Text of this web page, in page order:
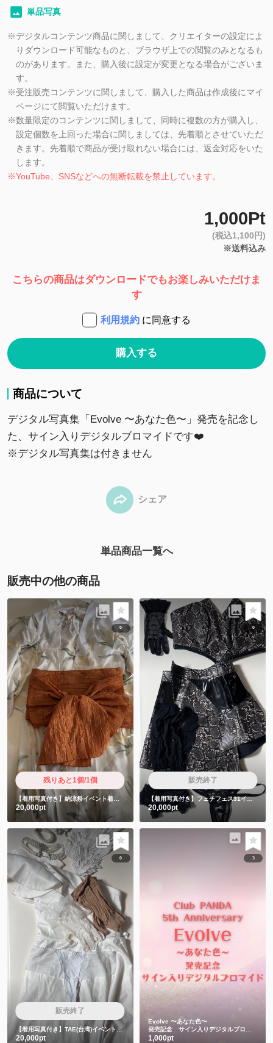
単品写真
※デジタルコンテンツ商品に関しまして、クリエイターの設定によ
りダウンロード可能なものと、ブラウザ上での閲覧のみとなるも
のがあります。また、購入後に設定が変更となる場合がございま
す。
※受注販売コンテンツに関しまして、購入した商品は作成後にマイ
ページにて閲覧いただけます。
※数量限定のコンテンツに関しまして、同時に複数の方が購入し、
設定個数を上回った場合に関しましては、先着順とさせていただ
きます。先着順で商品が受け取れない場合には、返金対応をいた
します。
※YouTube、SNSなどへの無断転載を禁止しています。
1,000Pt
(税込1,100円)
※送料込み
こちらの商品はダウンロードでもお楽しみいただけま
す
利用規約 に同意する
購入する
商品について
デジタル写真集「Evolve 〜あなた色〜」発売を記念し
た、サイン入りデジタルブロマイドです❤️
※デジタル写真集は付きません
シェア
単品商品一覧へ
販売中の他の商品
0
残りあと1個/1個
【着用写真付き】納涼祭イベント着用衣装
20,000pt
0
販売終了
【着用写真付き】フェチフェス31イベント着用衣装
20,000pt
0
販売終了
【着用写真付き】TAE(台湾)イベント着用衣装
20,000pt
3
Evolve 〜あなた色〜
発売記念 サイン入りデジタルブロマイド
1,000pt